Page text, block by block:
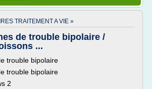
TRAITEMENT A VIE »
de trouble bipolaire /
...
trouble bipolaire
trouble bipolaire
2